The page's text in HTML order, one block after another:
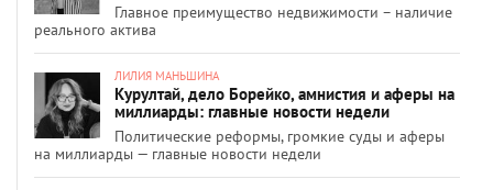
Главное преимущество недвижимости – наличие
реального актива
ЛИЛИЯ МАНЬШИНА
Курултай, дело Борейко, амнистия и аферы на
миллиарды: главные новости недели
Политические реформы, громкие суды и аферы
на миллиарды — главные новости недели